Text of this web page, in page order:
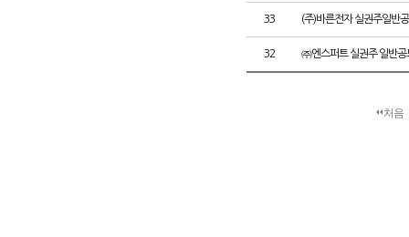
33 (주)바른전자 실권주일반
32 ㈜엔스퍼트 실권주 일반공
처음